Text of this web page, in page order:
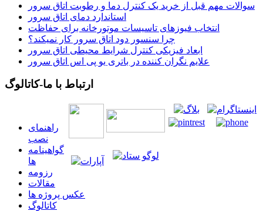
سوالات مهم قبل از خرید یک کنترل دما و رطوبت اتاق سرور
استاندارد دمای اتاق سرور
انتخاب فیوزهای تاسیسات موتورخانه برای حفاظت
چرا سنسور دود اتاق سرور کار نمیکند؟
ابعاد فیزیکی کنترل شرایط محیطی اتاق سرور
علایم نگران کننده در باتری یو پی اس اتاق سرور
ارتباط با ما-کاتالوگ
راهنمای
نصب
گواهينامه
ها
رزومه
مقالات
عکس پروژه ها
کاتالوگ